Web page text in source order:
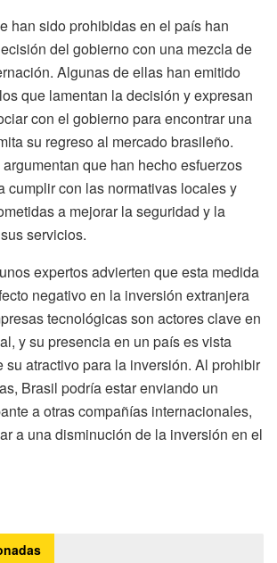
han sido prohibidas en el país han
del gobierno con una mezcla de
Algunas de ellas han emitido
que lamentan la decisión y expresan
con el gobierno para encontrar una
su regreso al mercado brasileño.
que han hecho esfuerzos
cumplir con las normativas locales y
a mejorar la seguridad y la
servicios.
expertos advierten que esta medida
negativo en la inversión extranjera
tecnológicas son actores clave en
y su presencia en un país es vista
su atractivo para la inversión. Al prohibir
Brasil podría estar enviando un
a otras compañías internacionales,
a una disminución de la inversión en el